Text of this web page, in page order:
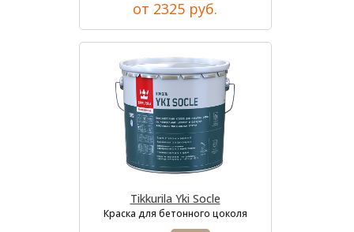
от 2325 руб.
Tikkurila Yki Socle
Краска для бетонного цоколя